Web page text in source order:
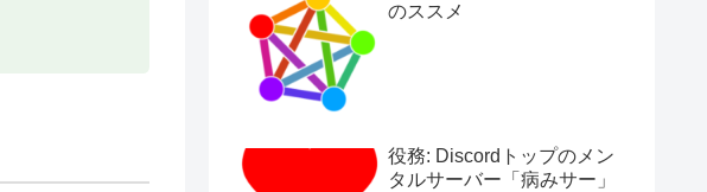
のススメ
役務: Discordトップのメン
タルサーバー「病みサー」